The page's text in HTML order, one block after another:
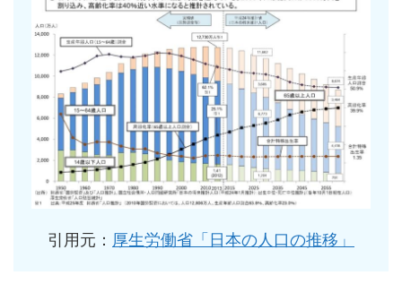
引用元： 厚生労働省「日本の人口の推移」